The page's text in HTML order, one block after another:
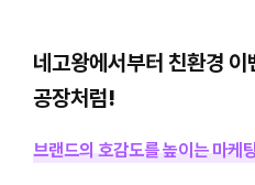
네고왕에서부터 친환경
공장처럼!
브랜드의 호감도를 높이는 마케